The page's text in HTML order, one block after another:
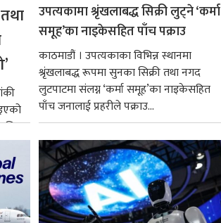
उपत्यकामा श्रृंखलाबद्ध सिक्री लुट्ने ‘कर्मा
समूह’का नाइकेसहित पाँच पक्राउ
काठमाडौं । उपत्यकाका विभिन्न स्थानमा
श्रृंखलाबद्ध रूपमा सुनका सिक्री तथा नगद
लुटपाटमा संलग्न ‘कर्मा समूह’का नाइकेसहित
पाँच जनालाई प्रहरीले पक्राउ...